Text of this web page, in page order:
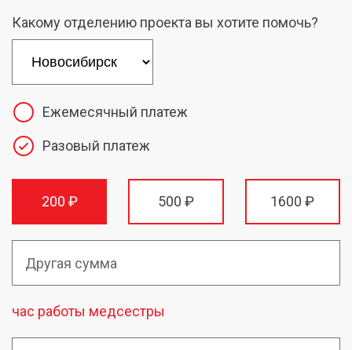
Какому отделению проекта вы хотите помочь?
Ежемесячный платеж
Разовый платеж
200 ₽ 500 ₽ 1600 ₽
час работы медсестры